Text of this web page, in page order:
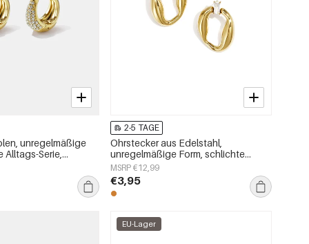
unregelmäßige
Alltags-Serie,
2-5 TAGE
Ohrstecker aus Edelstahl,
unregelmäßige Form, schlichte
Alltags-Serie, Damenschmuck
MSRP €12,99
€3,95
EU-Lager